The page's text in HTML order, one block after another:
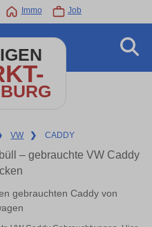
Immo Job
VW ❯ CADDY
– gebrauchte VW Caddy
gebrauchten Caddy von